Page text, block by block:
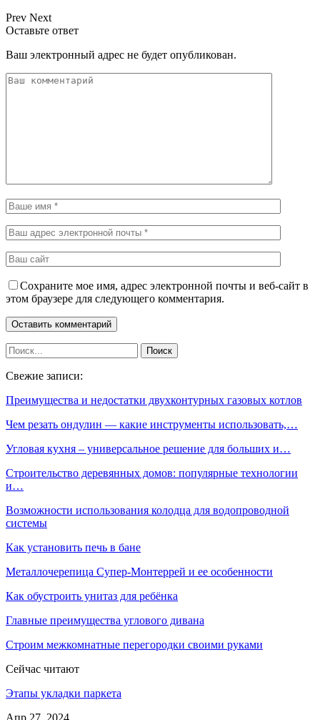
Prev Next
Оставьте ответ
Ваш электронный адрес не будет опубликован.
Сохраните мое имя, адрес электронной почты и веб-сайт в
этом браузере для следующего комментария.
Свежие записи:
Преимущества и недостатки двухконтурных газовых котлов
Чем резать ондулин — какие инструменты использовать,…
Угловая кухня – универсальное решение для больших и…
Строительство деревянных домов: популярные технологии
и…
Возможности использования колодца для водопроводной
системы
Как установить печь в бане
Металлочерепица Супер-Монтеррей и ее особенности
Как обустроить унитаз для ребёнка
Главные преимущества углового дивана
Строим межкомнатные перегородки своими руками
Сейчас читают
Этапы укладки паркета
Апр 27, 2024